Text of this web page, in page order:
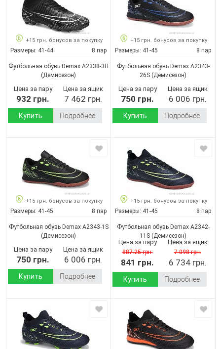
+15 грн. бонусов за покупку
Размеры: 41-44 8 пар
Футбольная обувь Demax A2338-3H
(Демисезон)
Цена за пару
932 грн.
Цена за ящик
7 462 грн.
Купить Подробнее
+15 грн. бонусов за покупку
Размеры: 41-45 8 пар
Футбольная обувь Demax A2343-
26S (Демисезон)
Цена за пару
750 грн.
Цена за ящик
6 006 грн.
Купить Подробнее
+15 грн. бонусов за покупку
Размеры: 41-45 8 пар
Футбольная обувь Demax A2343-1S
(Демисезон)
Цена за пару
750 грн.
Цена за ящик
6 006 грн.
Купить Подробнее
+15 грн. бонусов за покупку
Размеры: 41-45 8 пар
Футбольная обувь Demax A2342-
11S (Демисезон)
Цена за пару
887.25 грн.
841 грн.
Цена за ящик
7 098 грн.
6 734 грн.
Купить Подробнее